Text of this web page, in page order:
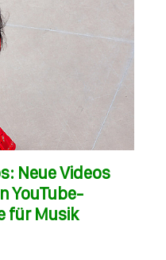
Neue Videos
YouTube-
für Musik